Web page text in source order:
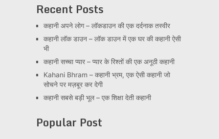
Recent Posts
कहानी अपने लोग – लॉकडाउन की एक दर्दनाक तस्वीर
कहानी लॉक डाउन – लॉक डाउन में एक घर की कहानी ऐसी
भी
कहानी सच्चा प्यार – प्यार के रिश्तों की एक अनूठी कहानी
Kahani Bhram – कहानी भ्रम, एक ऐसी कहानी जो
सोचने पर मज़बूर कर देगी
कहानी सबसे बड़ी भूल – एक शिक्षा देती कहानी
Popular Post